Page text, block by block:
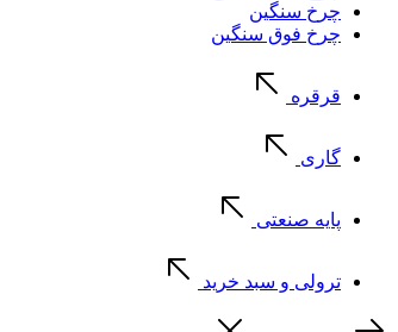
چرخ سنگین
چرخ فوق سنگین
قرقره
گاری
پایه صنعتی
ترولی و سبد خرید